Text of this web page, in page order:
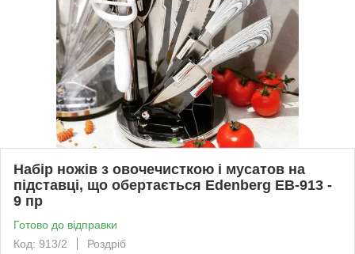
Набір ножів з овочечисткою і мусатов на
підставці, що обертається Edenberg EB-913 -
9 пр
Готово до відправки
Код: 913/2
Роздріб